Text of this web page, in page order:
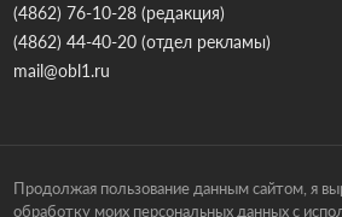
(4862) 76-10-28(редакция)
(4862) 44-40-20(отдел рекламы)
mail@obl1.ru
Продолжая пользование данным сайтом, я
обработку моих персональных данных с